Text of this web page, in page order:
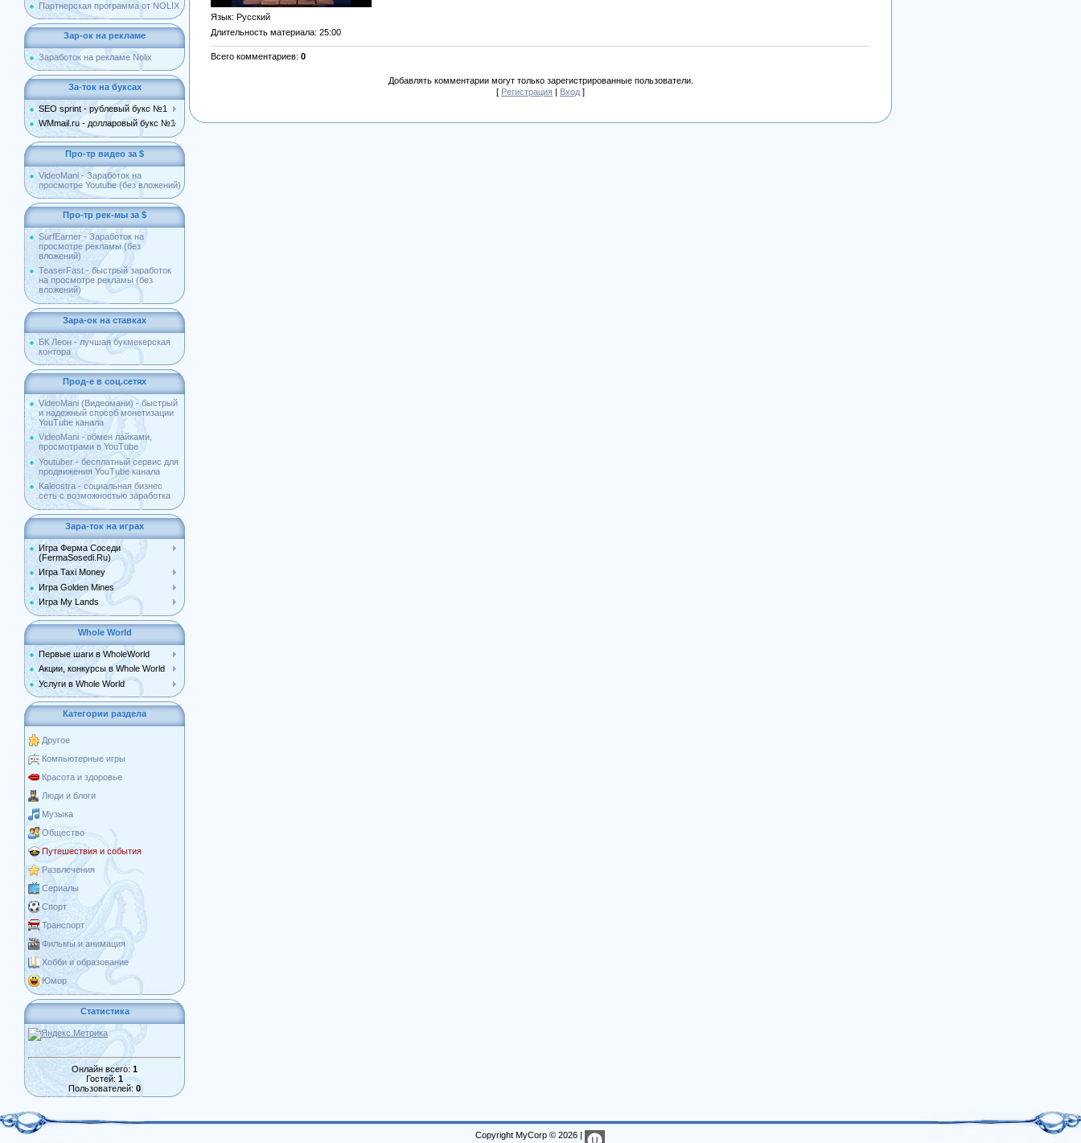
Партнерская программа от NOLIX
Зар-ок на рекламе
Заработок на рекламе Nolix
За-ток на буксах
SEO sprint - рублевый букс №1
WMmail.ru - долларовый букс №1
Про-тр видео за $
VideoMani - Заработок на
просмотре Youtube (без вложений)
Про-тр рек-мы за $
SurfEarner - Заработок на
просмотре рекламы (без
вложений)
TeaserFast - быстрый заработок
на просмотре рекламы (без
вложений)
Зара-ок на ставках
БК Леон - лучшая букмекерская
контора
Прод-е в соц.сетях
VideoMani (Видеомани) - быстрый
и надежный способ монетизации
YouTube канала
VideoMani - обмен лайками,
просмотрами в YouTube
Youtuber - бесплатный сервис для
продвижения YouTube канала
Kaleostra - социальная бизнес
сеть с возможностью заработка
Зара-ток на играх
Игра Ферма Соседи
(FermaSosedi.Ru)
Игра Taxi Money
Игра Golden Mines
Игра My Lands
Whole World
Первые шаги в WholeWorld
Акции, конкурсы в Whole World
Услуги в Whole World
Категории раздела
Другое
Компьютерные игры
Красота и здоровье
Люди и блоги
Музыка
Общество
Путешествия и события
Развлечения
Сериалы
Спорт
Транспорт
Фильмы и анимация
Хобби и образование
Юмор
Статистика
Онлайн всего: 1
Гостей: 1
Пользователей: 0
Язык: Русский
Длительность материала: 25:00
Всего комментариев: 0
Добавлять комментарии могут только зарегистрированные пользователи.
[ Регистрация | Вход ]
Copyright MyCorp © 2026 |